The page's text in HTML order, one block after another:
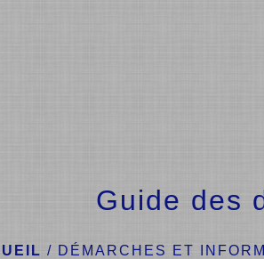
Guide des
/ DÉMARCHES ET